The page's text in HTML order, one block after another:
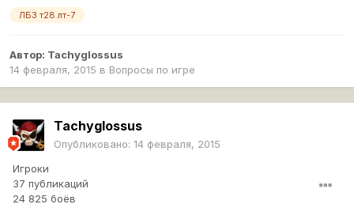
ЛБЗ т28 лт-7
Автор: Tachyglossus
14 февраля, 2015 в Вопросы по игре
Tachyglossus
Опубликовано: 14 февраля, 2015
Игроки
37 публикаций
24 825 боёв